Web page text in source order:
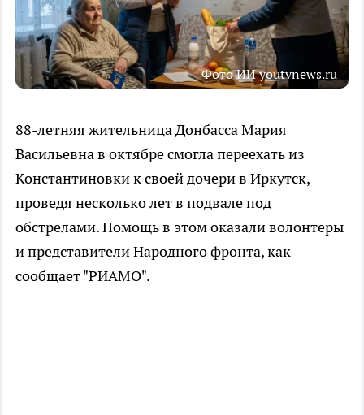
Фото ИИ youtvnews.ru
88-летняя жительница Донбасса Мария
Васильевна в октябре смогла переехать из
Константиновки к своей дочери в Иркутск,
проведя несколько лет в подвале под
обстрелами. Помощь в этом оказали волонтеры
и представители Народного фронта, как
сообщает "РИАМО".